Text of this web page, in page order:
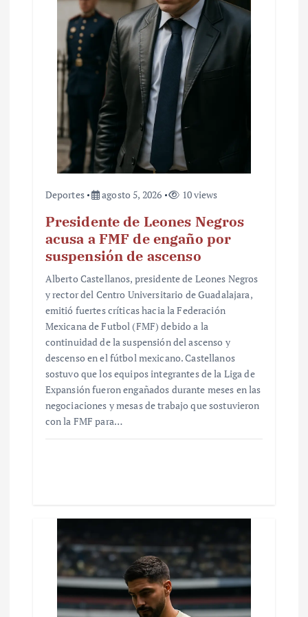
Deportes agosto 5, 2026 10 views
Presidente de Leones Negros
acusa a FMF de engaño por
suspensión de ascenso
Alberto Castellanos, presidente de Leones Negros
y rector del Centro Universitario de Guadalajara,
emitió fuertes críticas hacia la Federación
Mexicana de Futbol (FMF) debido a la
continuidad de la suspensión del ascenso y
descenso en el fútbol mexicano. Castellanos
sostuvo que los equipos integrantes de la Liga de
Expansión fueron engañados durante meses en las
negociaciones y mesas de trabajo que sostuvieron
con la FMF para…